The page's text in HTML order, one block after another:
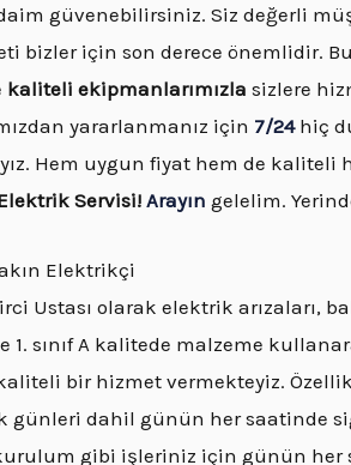
güvenebilirsiniz. Siz değerli
bizler için son derece önemlidir.
kaliteli ekipmanlarımızla sizlere
yararlanmanız için 7/24hiç
Hem uygun fiyat hem de kaliteli
Servisi!Arayın gelelim.
Elektrikçi
Ustası olarak elektrik arızaları,
1. sınıf A kalitede malzeme
bir hizmet vermekteyiz.
günleri dahil günün her saatinde
gibi işleriniz için günün her